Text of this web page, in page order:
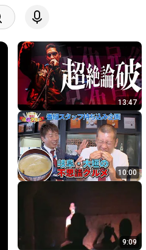
13:47
10:00
9:09